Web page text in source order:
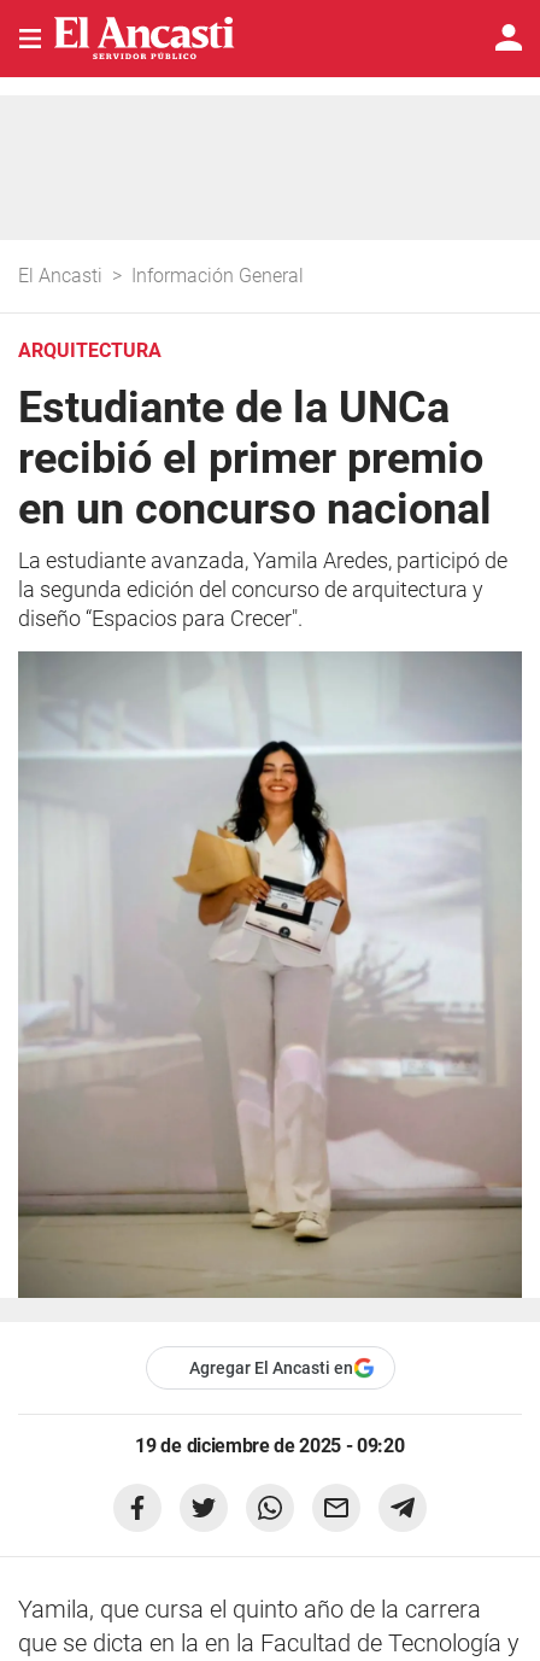
El Ancasti > Información General
ARQUITECTURA
Estudiante de la UNCa
recibió el primer premio
en un concurso nacional
La estudiante avanzada, Yamila Aredes, participó de
la segunda edición del concurso de arquitectura y
diseño “Espacios para Crecer".
Agregar El Ancasti en
19 de diciembre de 2025 - 09:20
Yamila, que cursa el quinto año de la carrera
que se dicta en la en la Facultad de Tecnología y